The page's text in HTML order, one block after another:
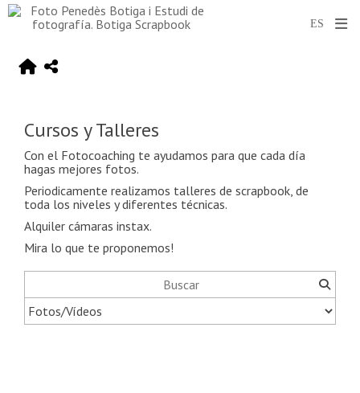
Cursos y Talleres
Con el Fotocoaching te ayudamos para que cada día
hagas mejores fotos.
Periodicamente realizamos talleres de scrapbook, de
toda los niveles y diferentes técnicas.
Alquiler cámaras instax.
Mira lo que te proponemos!